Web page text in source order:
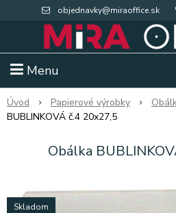
objednavky@miraoffice.sk
Menu
Úvod Papierové výrobky
BUBLINKOVÁ č.4 20x27,5
Obálka
Skladom